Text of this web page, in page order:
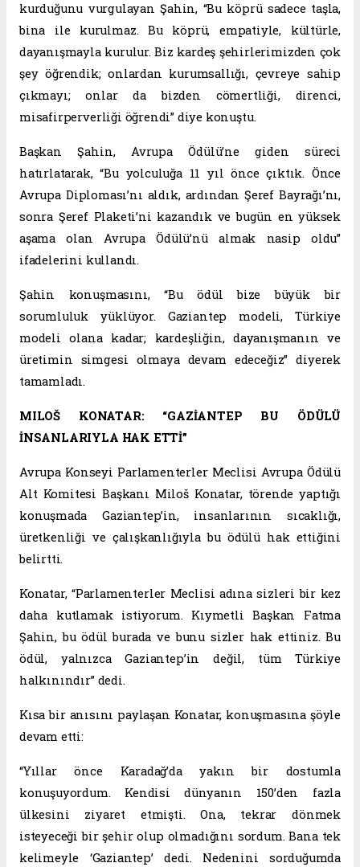
kurduğunu vurgulayan Şahin, “Bu köprü sadece taşla,
bina ile kurulmaz. Bu köprü, empatiyle, kültürle,
dayanışmayla kurulur. Biz kardeş şehirlerimizden çok
şey öğrendik; onlardan kurumsallığı, çevreye sahip
çıkmayı; onlar da bizden cömertliği, direnci,
misafirperverliği öğrendi” diye konuştu.
Başkan Şahin, Avrupa Ödülü’ne giden süreci
hatırlatarak, “Bu yolculuğa 11 yıl önce çıktık. Önce
Avrupa Diploması’nı aldık, ardından Şeref Bayrağı’nı,
sonra Şeref Plaketi’ni kazandık ve bugün en yüksek
aşama olan Avrupa Ödülü’nü almak nasip oldu”
ifadelerini kullandı.
Şahin konuşmasını, “Bu ödül bize büyük bir
sorumluluk yüklüyor. Gaziantep modeli, Türkiye
modeli olana kadar; kardeşliğin, dayanışmanın ve
üretimin simgesi olmaya devam edeceğiz” diyerek
tamamladı.
MILOŠ KONATAR: “GAZİANTEP BU ÖDÜLÜ
İNSANLARIYLA HAK ETTİ”
Avrupa Konseyi Parlamenterler Meclisi Avrupa Ödülü
Alt Komitesi Başkanı Miloš Konatar, törende yaptığı
konuşmada Gaziantep’in, insanlarının sıcaklığı,
üretkenliği ve çalışkanlığıyla bu ödülü hak ettiğini
belirtti.
Konatar, “Parlamenterler Meclisi adına sizleri bir kez
daha kutlamak istiyorum. Kıymetli Başkan Fatma
Şahin, bu ödül burada ve bunu sizler hak ettiniz. Bu
ödül, yalnızca Gaziantep’in değil, tüm Türkiye
halkınındır” dedi.
Kısa bir anısını paylaşan Konatar, konuşmasına şöyle
devam etti:
“Yıllar önce Karadağ’da yakın bir dostumla
konuşuyordum. Kendisi dünyanın 150’den fazla
ülkesini ziyaret etmişti. Ona, tekrar dönmek
isteyeceği bir şehir olup olmadığını sordum. Bana tek
kelimeyle ‘Gaziantep’ dedi. Nedenini sorduğumda